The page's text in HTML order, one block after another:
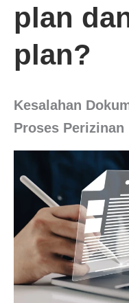
plan
plan?
Kesalahan
Proses Perizinan